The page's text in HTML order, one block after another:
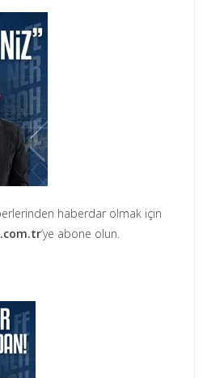
haberdar olmak için
‘ye abone olun.